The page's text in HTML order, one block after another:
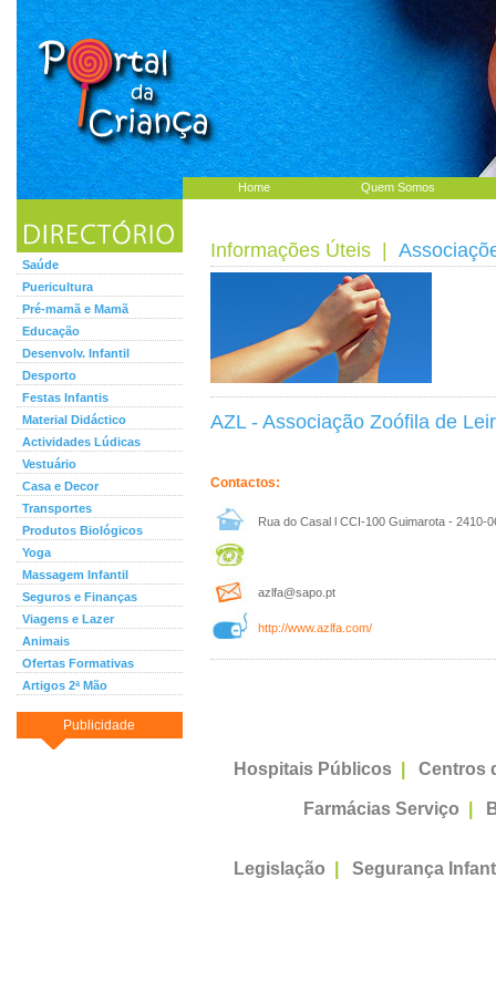
Home Quem Somos
Saúde
Puericultura
Pré-mamã e Mamã
Educação
Desenvolv. Infantil
Desporto
Festas Infantis
Material Didáctico
Actividades Lúdicas
Vestuário
Casa e Decor
Transportes
Produtos Biológicos
Yoga
Massagem Infantil
Seguros e Finanças
Viagens e Lazer
Animais
Ofertas Formativas
Artigos 2ª Mão
Publicidade
Informações Úteis
AZL - Associação Zoófila de
Contactos:
Rua do Casal l CCI-100 Guimarota - 2410-
azlfa@sapo.pt
http://www.azlfa.com/
Hospitais Públicos Centros
Farmácias Serviço
Legislação Segurança